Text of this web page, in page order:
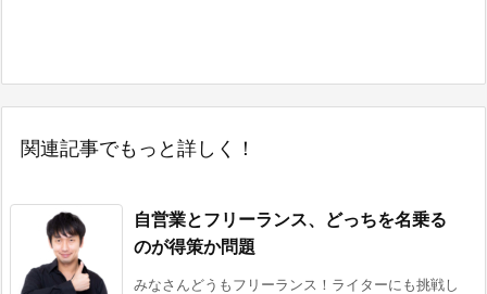
関連記事でもっと詳しく！
自営業とフリーランス、どっちを名乗る
のが得策か問題
みなさんどうもフリーランス！ライターにも挑戦し